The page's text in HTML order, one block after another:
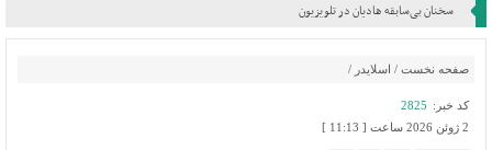
سخنان بی‌سابقه هادیان در تلویزیون
صفحه نخست / اسلایدر /
کد خبر: 2825
2 ژوئن 2026 ساعت [ 11:13 ]